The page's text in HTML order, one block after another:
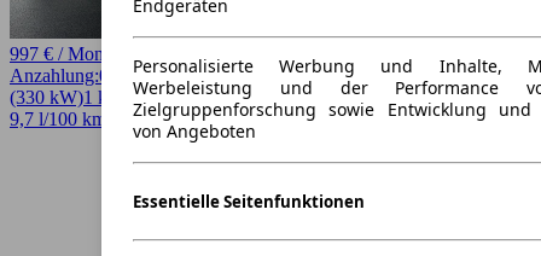
Endgeräten
Personalisierte Werbung und Inhalte,
Werbeleistung und der Performance
Zielgruppenforschung sowie Entwicklung und
von Angeboten
Essentielle Seitenfunktionen
997 € / Monat
Anzahlung:0,00 €Laufzeit:60 Monatekm/Jahr: 5.000Benzin449 PS
(330 kW)1 km EZ 08/2026AutomatikSUV / Pickup 4 Türen
9,7 l/100 km (komb.)* · 221 g/km CO2* · CO2-Klasse G